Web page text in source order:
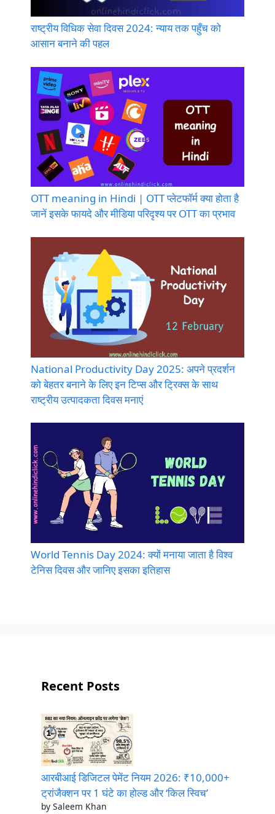
राष्ट्रीय विधिक सेवा दिवस 2024: न्याय तक पहुँच को
आसान बनाने की पहल
OTT meaning in Hindi | OTT प्लेटफॉर्म क्या होता है
जानें इसके फायदे और मीडिया परिदृश्य पर OTT का प्रभाव
National Productivity Day 2025: अपने प्रदर्शन
को बेहतर बनाने के लिए इन टिप्स और ट्रिक्स के साथ
राष्ट्रीय उत्पादकता दिवस मनाएं
World Tennis Day 2024: क्यों मनाया जाता है विश्व
टेनिस दिवस और जानिए इसका इतिहास
Recent Posts
आरबीआई डिजिटल पेमेंट नियम 2026: ₹10,000+
ट्रांजैक्शन पर 1 घंटे का होल्ड और ‘किल स्विच’
by Saleem Khan